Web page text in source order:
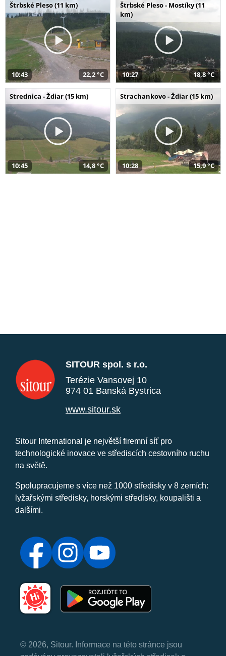
Štrbské Pleso (11 km)
10:43 22,2 °C
Štrbské Pleso - Mostíky (11
km)
10:27 18,8 °C
Strednica - Ždiar (15 km)
10:45 14,8 °C
Strachankovo - Ždiar (15 km)
10:28 15,9 °C
SITOUR spol. s r.o.
Terézie Vansovej 10
974 01 Banská Bystrica
www.sitour.sk
Sitour International je největší firemní síť pro
technologické inovace ve střediscích cestovního ruchu
na světě.
Spolupracujeme s více než 1000 středisky v 8 zemích:
lyžařskými středisky, horskými středisky, koupališti a
dalšími.
© 2026, Sitour. Informace na této stránce jsou